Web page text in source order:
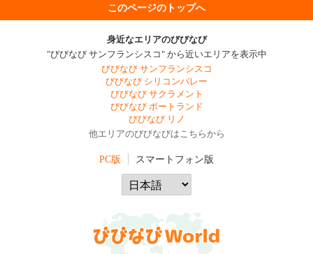
このページのトップへ
身近なエリアのびびなび
"びびなび サンフランシスコ" から近いエリアを表示中
びびなび サンフランシスコ
びびなび シリコンバレー
びびなび サクラメント
びびなび ポートランド
びびなび リノ
他エリアのびびなびはこちらから
PC版 スマートフォン版